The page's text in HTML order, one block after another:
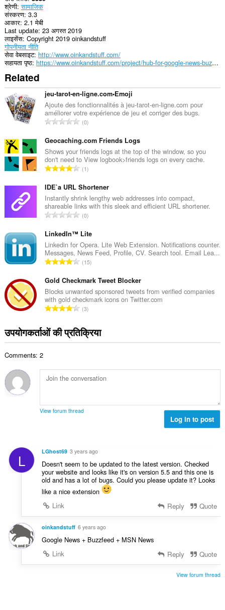
you
in
the
system
tray.
This
extension
can
store
an
unlimited
amount
of
client-
श्रेणी सामाजिक
संस्करण 3.3
आकार 2.1 मेबी
Last update 23 अगस्त 2019
लाइसेंस Copyright 2019 oinkandstuff
गोपनीयता नीति
सेवा वेबसाइट http://www.oinkandstuff.com/
सहायता पृष्ठ
https://www.oinkandstuff.com/project/hub-for-google-news-buzzfeed/
Related
jeu-tarot-en-ligne.com•Emoji
Ajoute des fonctionnalités à jeu-tarot-en-ligne.com pour
améliorer votre expérience de jeu et corriger des bugs.
रे
ग
की
कु
ल
ख्या
:
0
Geocaching.com Friends Logs
Shows your friends logs at the top of the window, so you
don't need to View logbook>friends logs on every cache.
रे
ग
की
कु
ल
ख्या
:
1
IDE`a URL Shortener
Instantly shrink lengthy web addresses into compact,
shareable links with this sleek and efficient URL shortener.
रे
ग
की
कु
ल
ख्या
:
0
LinkedIn™ Lite
Linkedin for Opera. Lite Web Extension. Notifications counter.
Messages, News Feed, Profile, CV. Search tool. Email Lea...
रे
ग
की
कु
ल
ख्या
:
15
Gold Checkmark Tweet Blocker
Blocks unwanted sponsored tweets from verified companies
with gold checkmark icons on Twitter.com
रे
ग
की
सं
ख्या
3
उपयोगकर्ताओं की प्रतिक्रिया
Comments: 2
View forum thread
Log in to post
L LGhost69 3 years ago
Doesn't seem to be updated to the latest version. Checked
your website and looks like it's on version 5.5 and this one is
old and has a lot of bugs. Could you please update it? Looks
like a nice extension
Link
Reply Quote
oinkandstuff 6 years ago
Google News + Buzzfeed + MSN News
Link
Reply Quote
View forum thread